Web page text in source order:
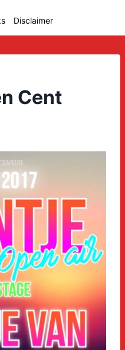
Disclaimer
Cent